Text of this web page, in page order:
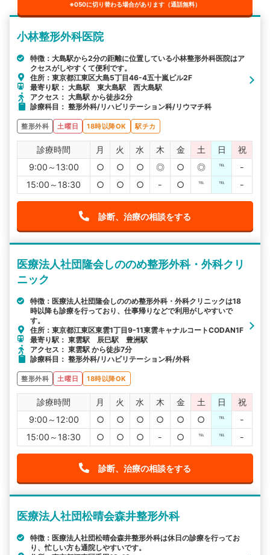
※050に切り替わる場合があります（通話無料）
小林整形外科医院
特徴：大島駅から2分の距離に位置している小林整形外科医院はア
クセスがしやすくて便利です。
住所：東京都江東区大島5丁目46-4五十嵐ビル2F
最寄り駅： 大島駅 東大島駅 西大島駅
アクセス： 大島駅 から徒歩2分
診療科目： 整形外科/リハビリテーション科/リウマチ科
整形外科 土曜日 18時以降OK 駅チカ
診療時間 月 火 水 木 金 土 日
祝
9:00～13:00
○ ○ ○ ◎ ○ ◎ ℡
-
15:00～18:30
○ ○ ○ - ○ ℡ ℡ -
診断、治療の相談をする
医療法人社団隆会しののめ整形外科・外科クリ
ニック
特徴：医療法人社団隆会しののめ整形外科・外科クリニックは18
時以降も診療を行っており、仕事帰りなどで利用がしやすいで
す。
住所：東京都江東区東雲1丁目9-11東雲キャナルコートCODAN1F
最寄り駅： 東雲駅 辰巳駅 豊洲駅
アクセス： 東雲駅 から徒歩7分
診療科目： 整形外科/リハビリテーション科/外科
整形外科 土曜日 18時以降OK
診療時間 月 火 水 木 金 土 日
祝
9:00～12:00
○ ○ ○ ○ ○ ○ ℡
-
15:00～18:30
○ ○ ○ - ○ ℡ ℡ -
診断、治療の相談をする
医療法人社団松晴会森井整形外科
特徴：医療法人社団松晴会森井整形外科は休日の診療を行ってお
り、忙しい方も通院しやすいです。